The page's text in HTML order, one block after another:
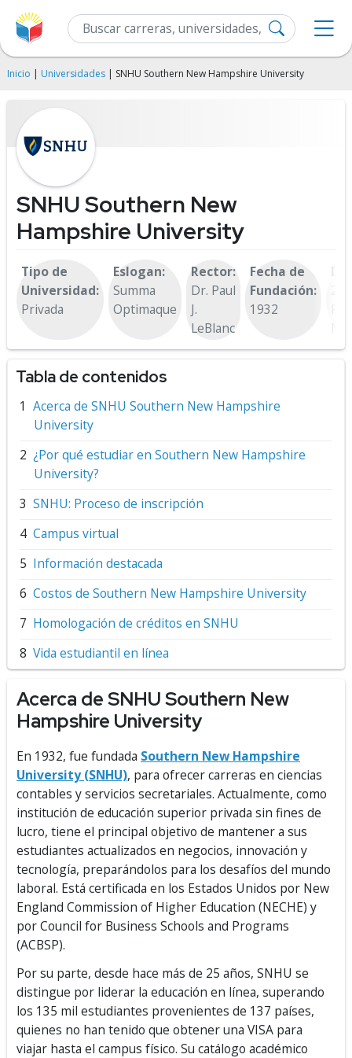
Inicio | Universidades | SNHU Southern New Hampshire University
SNHU Southern New
Hampshire University
Tipo de
Universidad:
Privada
Eslogan:
Summa
Optimaque
Rector:
Dr. Paul
J.
LeBlanc
Fecha de
Fundación:
1932
Tabla de contenidos
Acerca de SNHU Southern New Hampshire
University
¿Por qué estudiar en Southern New Hampshire
University?
SNHU: Proceso de inscripción
Campus virtual
Información destacada
Costos de Southern New Hampshire University
Homologación de créditos en SNHU
Vida estudiantil en línea
Acerca de SNHU Southern New
Hampshire University
En 1932, fue fundada Southern New Hampshire
University (SNHU), para ofrecer carreras en ciencias
contables y servicios secretariales. Actualmente, como
institución de educación superior privada sin fines de
lucro, tiene el principal objetivo de mantener a sus
estudiantes actualizados en negocios, innovación y
tecnología, preparándolos para los desafíos del mundo
laboral. Está certificada en los Estados Unidos por New
England Commission of Higher Education (NECHE) y
por Council for Business Schools and Programs
(ACBSP).
Por su parte, desde hace más de 25 años, SNHU se
distingue por liderar la educación en línea, superando
los 135 mil estudiantes provenientes de 137 países,
quienes no han tenido que obtener una VISA para
viajar hasta el campus físico. Su catálogo académico